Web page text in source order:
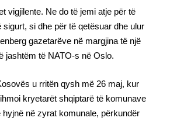
vigjilente. Ne do të jemi atje për të
si dhe për të qetësuar dhe ulur
gazetarëve në margjina të një
jashtëm të NATO-s në Oslo.
u rritën qysh më 26 maj, kur
kryetarët shqiptarë të komunave
në zyrat komunale, përkundër